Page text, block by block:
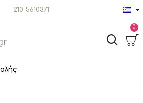
210-5610371
0